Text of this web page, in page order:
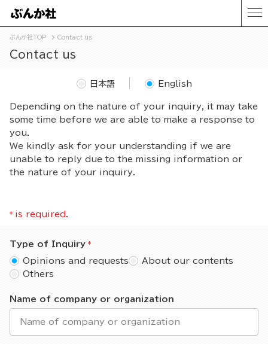
ぶんか社TOP Contact us
Contact us
Depending on the nature of your inquiry, it may take
some time before we are able to make a response to
you.
We kindly ask for your understanding if we are
unable to reply due to the missing information or
the nature of your inquiry.
日本語 English
* is required.
Type of Inquiry
Opinions and requests
About our contents
Others
Name of company or organization